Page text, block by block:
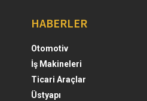
HABERLER
Otomotiv
İş Makineleri
Ticari Araçlar
Üstyapı